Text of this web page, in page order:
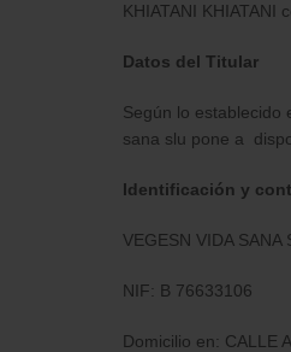
KHIATANI KHIATANI
Datos del Titular
Según lo establecido
sana slu pone a
Identificación y
VEGESN VIDA SANA
NIF: B 76633106
Domicilio en: CALLE